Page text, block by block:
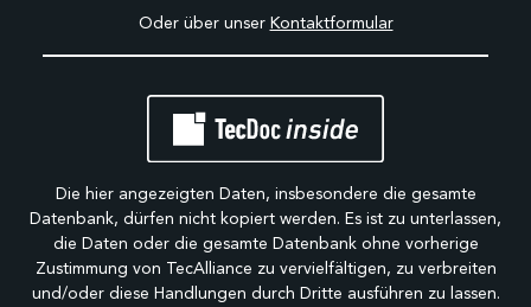
Oder über unser Kontaktformular
Die hier angezeigten Daten, insbesondere die gesamte
Datenbank, dürfen nicht kopiert werden. Es ist zu unterlassen,
die Daten oder die gesamte Datenbank ohne vorherige
Zustimmung von TecAlliance zu vervielfältigen, zu verbreiten
und/oder diese Handlungen durch Dritte ausführen zu lassen.